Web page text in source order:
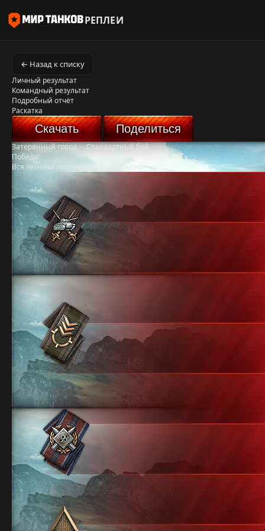
РЕПЛЕИ
← Назад к списку
Личный результат
Командный результат
Подробный отчёт
Раскатка
Скачать Поделиться
Затерянный город-Стандартный бой
Победа!
Вся техника противника уничтожена